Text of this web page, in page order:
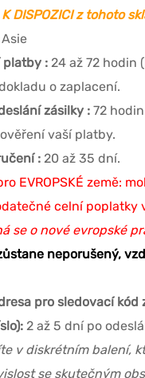
DISPOZICI z tohoto
Asie
platby : 24 až 72 hodin
o zaplacení.
zásilky : 72
vaší platby.
: 20 až 35 dní.
EVROPSKÉ země:
celní poplatky
se o nové evropské
neporušený,
pro sledovací kód
2 až 5 dní po
v diskrétním balení,
se skutečným